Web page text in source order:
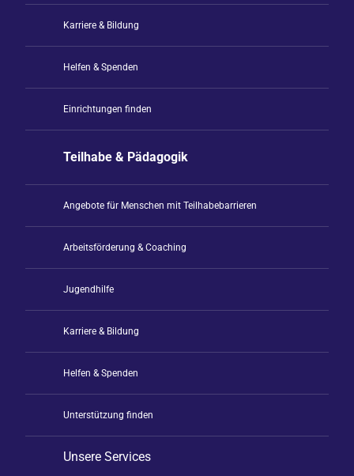
Karriere & Bildung
Helfen & Spenden
Einrichtungen finden
Teilhabe & Pädagogik
Angebote für Menschen mit Teilhabebarrieren
Arbeitsförderung & Coaching
Jugendhilfe
Karriere & Bildung
Helfen & Spenden
Unterstützung finden
Unsere Services